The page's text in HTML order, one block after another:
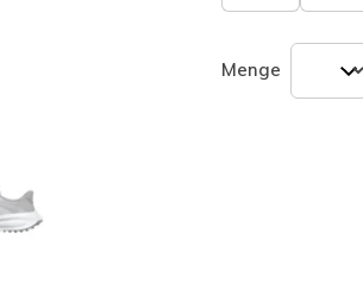
Menge